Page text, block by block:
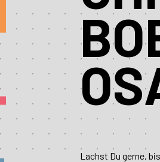
Lachst Du gerne,